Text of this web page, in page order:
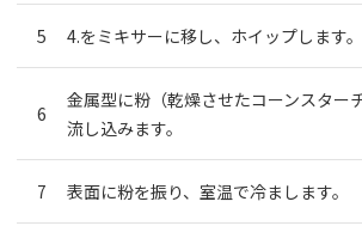
4.をミキサーに移し、ホイップします。
金属型に粉（乾燥させたコーンスター
流し込みます。
表面に粉を振り、室温で冷まします。